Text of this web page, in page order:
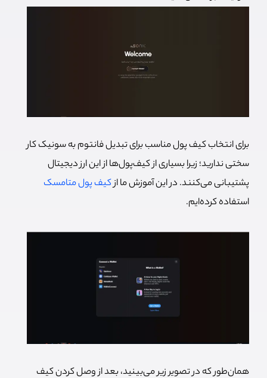
برای انتخاب کیف پول مناسب برای تبدیل فانتوم به سونیک کار
سختی ندارید؛ زیرا بسیاری از کیف‌پول‌ها از این ارز دیجیتال
پشتیبانی می‌کنند. در این آموزش ما ازکیف پول متامسک
استفاده کرده‌ایم.
همان‌طور که در تصویر زیر می‌بینید، بعد از وصل کردن کیف